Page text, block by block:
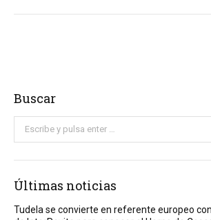
Buscar
Últimas noticias
Tudela se convierte en referente europeo